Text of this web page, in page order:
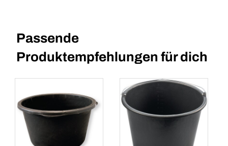
Passende
Produktempfehlungen für dich